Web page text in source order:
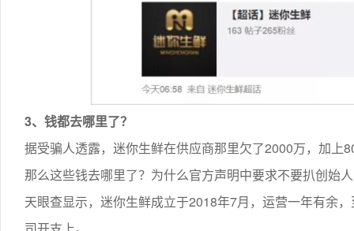
3、钱都去哪里了？
据受骗人透露，迷你生鲜在供应商那里欠了2000万，加
那么这些钱去哪里了？为什么官方声明中要求不要扒创始
天眼查显示，迷你生鲜成立于2018年7月，运营一年有余